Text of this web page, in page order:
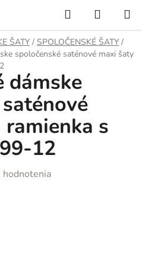
Hľadať
KOŠÍK
ŠATY / SPOLOČENSKÉ ŠATY /
spoločenské saténové maxi šaty
dámske
s
12
hodnotenia